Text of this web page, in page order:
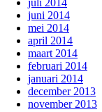
juli 2014
juni 2014
mei 2014
april 2014
maart 2014
februari 2014
januari 2014
december 2013
november 2013